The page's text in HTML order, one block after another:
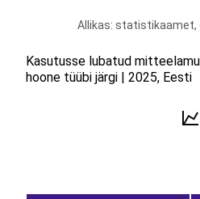
Allikas:
Kasutusse lubatud
hoone tüübi järgi | 2025, Eesti